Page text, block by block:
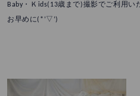
Baby・Ｋids(13歳まで)撮影でご利用
お早めに(*’▽’)